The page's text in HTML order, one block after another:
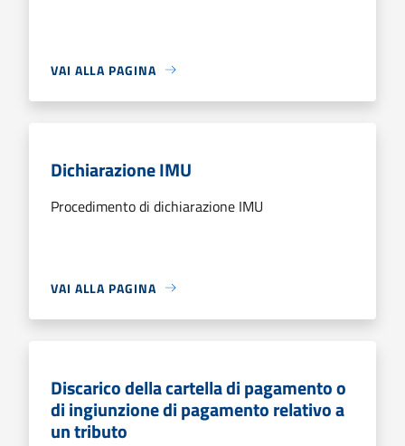
VAI ALLA PAGINA
Dichiarazione IMU
Procedimento di dichiarazione IMU
VAI ALLA PAGINA
Discarico della cartella di pagamento o
di ingiunzione di pagamento relativo a
un tributo